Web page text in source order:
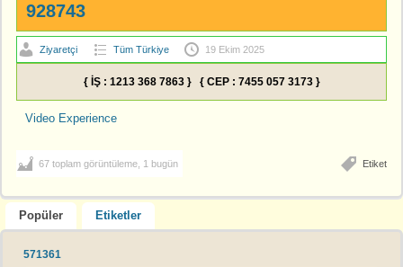
928743
Ziyaretçi Tüm Türkiye 19 Ekim 2025
{ İŞ : 1213 368 7863 } { CEP : 7455 057 3173 }
Video Experience
Etiket
67 toplam görüntüleme, 1 bugün
Popüler Etiketler
571361